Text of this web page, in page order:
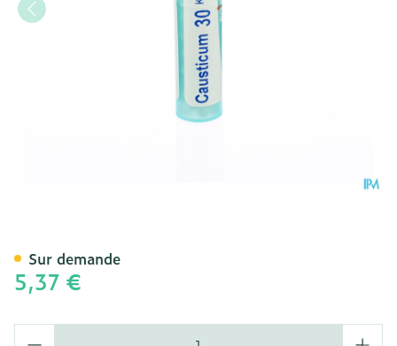
5,37 €
Sur demande